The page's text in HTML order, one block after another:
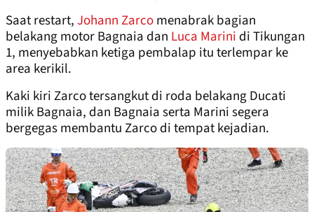
Saat restart,Johann Zarcomenabrak bagian
belakang motor Bagnaia dan Luca Marini di Tikungan
1, menyebabkan ketiga pembalap itu terlempar ke
area kerikil.
Kaki kiri Zarco tersangkut di roda belakang Ducati
milik Bagnaia, dan Bagnaia serta Marini segera
bergegas membantu Zarco di tempat kejadian.